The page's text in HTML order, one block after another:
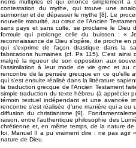
noms multiples et qui énonce simplement
contestation du mythe, qui trouve une
surmonter et de dépasser le mythe [8]. Le
nouvelle maturité, au cœur de l'Ancien
sans pays et sans culte, se proclame le
formule qui prolonge celle du buisson : «
reconnaissance de Dieu s'opère, de proche en
qui s'exprime de façon drastique dans la
fabrications humaines (cf. Ps 115). C'est
malgré la rigueur de son opposition aux
l'assimilation à leur mode de vie grec et au
rencontre de la pensée grecque en ce qu'elle
qui s'est ensuite réalisé dans la littérature
la traduction grecque de l'Ancien Testament
simple traduction du texte hébreu (à apprécier
témoin textuel indépendant et une avancée
rencontre s'est réalisée d'une manière qui a eu
diffusion du christianisme [9].
raison, entre l'authentique philosophie des
chrétienne et, en même temps, de la nature
foi, Manuel II a pu vraiment dire : ne pas agir
nature de Dieu.